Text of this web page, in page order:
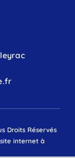
Droits Réservés
internet à